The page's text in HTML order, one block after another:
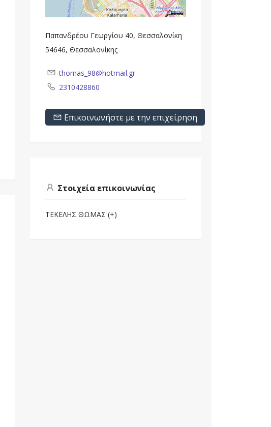
Παπανδρέου Γεωργίου 40, Θεσσαλονίκη
54646, Θεσσαλονίκης
thomas_98@hotmail.gr
2310428860
Επικοινωνήστε με την επιχείρηση
Στοιχεία επικοινωνίας
ΤΕΚΕΛΗΣ ΘΩΜΑΣ (+)